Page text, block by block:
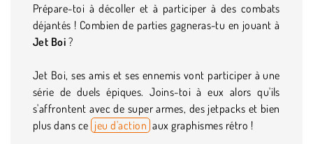
Prépare-toi à décoller et à participer à des combats
déjantés ! Combien de parties gagneras-tu en jouant à
Jet Boi ?
Jet Boi, ses amis et ses ennemis vont participer à une
série de duels épiques. Joins-toi à eux alors qu'ils
s'affrontent avec de super armes, des jetpacks et bien
plus dans ce jeu d'action aux graphismes rétro !